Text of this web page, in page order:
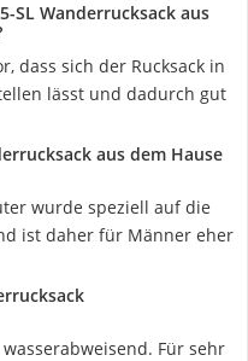
SL Wanderrucksack aus
dass sich der Rucksack in
lässt und dadurch gut
aus dem Hause
wurde speziell auf die
ist daher für Männer eher
Für sehr